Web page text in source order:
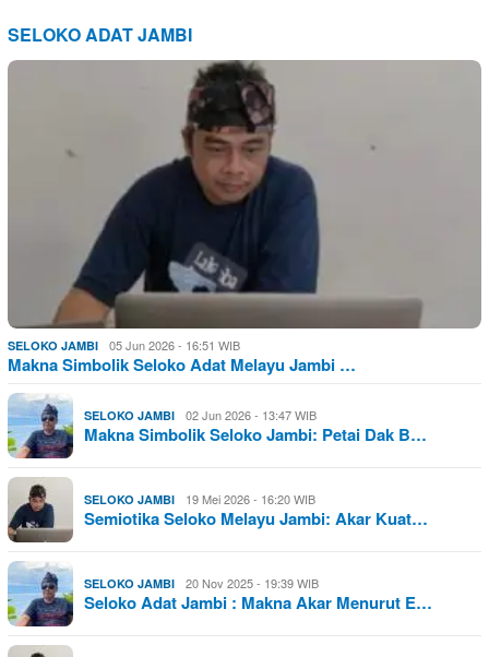
SELOKO ADAT JAMBI
SELOKO JAMBI 05 Jun 2026 - 16:51 WIB
Makna Simbolik Seloko Adat Melayu Jambi …
SELOKO JAMBI 02 Jun 2026 - 13:47 WIB
Makna Simbolik Seloko Jambi: Petai Dak B…
SELOKO JAMBI 19 Mei 2026 - 16:20 WIB
Semiotika Seloko Melayu Jambi: Akar Kuat…
SELOKO JAMBI 20 Nov 2025 - 19:39 WIB
Seloko Adat Jambi : Makna Akar Menurut E…